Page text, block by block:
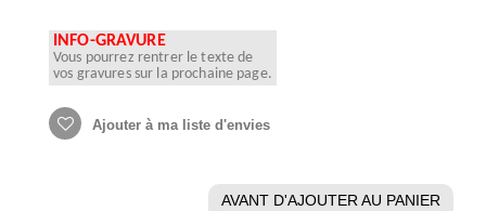
INFO-GRAVURE
Vous pourrez rentrer le texte de
vos gravures sur la prochaine page.
Ajouter à ma liste d'envies
AVANT D'AJOUTER AU PANIER